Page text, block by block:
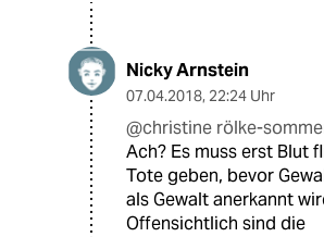
Nicky Arnstein
07.04.2018, 22:24 Uhr
@christine rölke-
Ach? Es muss erst Blut
Tote geben, bevor
als Gewalt anerkannt
Offensichtlich sind die